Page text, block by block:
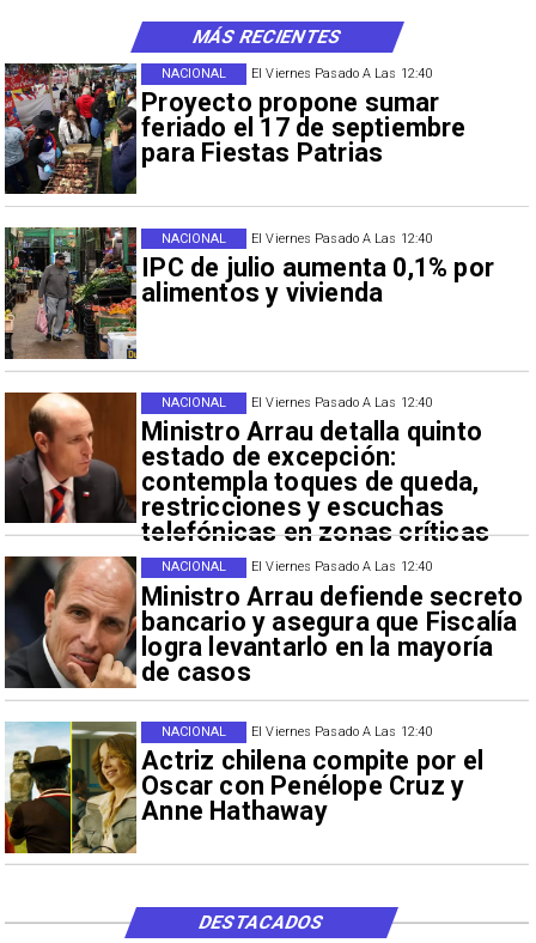
El Viernes Pasado A Las 12:40
Proyecto propone sumar
feriado el 17 de septiembre
para Fiestas Patrias
NACIONAL
El Viernes Pasado A Las 12:40
IPC de julio aumenta 0,1% por
alimentos y vivienda
NACIONAL
El Viernes Pasado A Las 12:40
Ministro Arrau detalla quinto
estado de excepción:
contempla toques de queda,
restricciones y escuchas
telefónicas en zonas críticas
NACIONAL
El Viernes Pasado A Las 12:40
Ministro Arrau defiende secreto
bancario y asegura que Fiscalía
logra levantarlo en la mayoría
de casos
NACIONAL
El Viernes Pasado A Las 12:40
Actriz chilena compite por el
Oscar con Penélope Cruz y
Anne Hathaway
NACIONAL
MÁS RECIENTES
DESTACADOS